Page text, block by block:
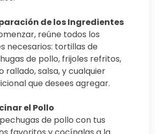
de los Ingredientes
reúne todos los
necesarios: tortillas de
de pollo, frijoles refritos,
rallado, salsa, y cualquier
que desees agregar.
el Pollo
de pollo con tus